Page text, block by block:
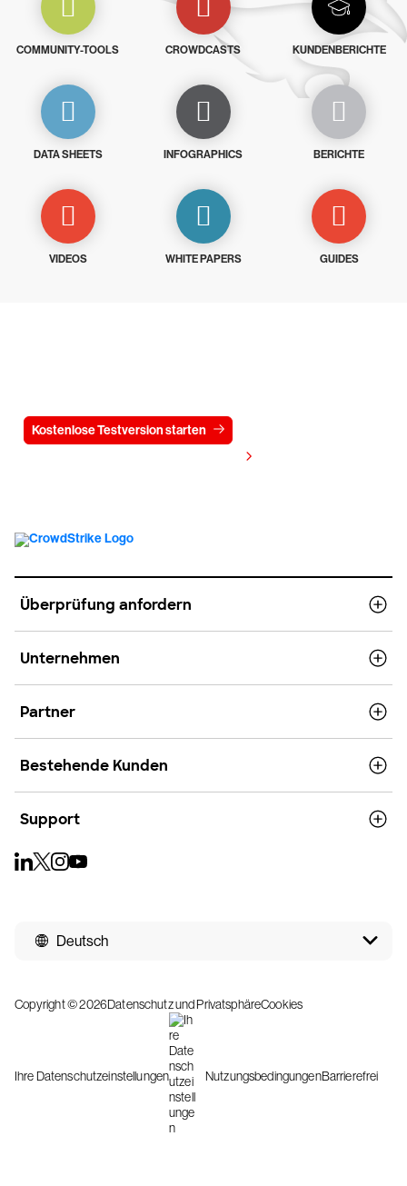
COMMUNITY-TOOLS CROWDCASTS KUNDENBERICHTE
DATA SHEETS INFOGRAPHICS BERICHTE
VIDEOS WHITE PAPERS GUIDES
Kostenlose Testversion starten
Überprüfung anfordern
Unternehmen
Partner
Bestehende Kunden
Support
Deutsch
Copyright © 2026Datenschutz und PrivatsphäreCookies
Ihre Datenschutzeinstellungen NutzungsbedingungenBarrierefrei